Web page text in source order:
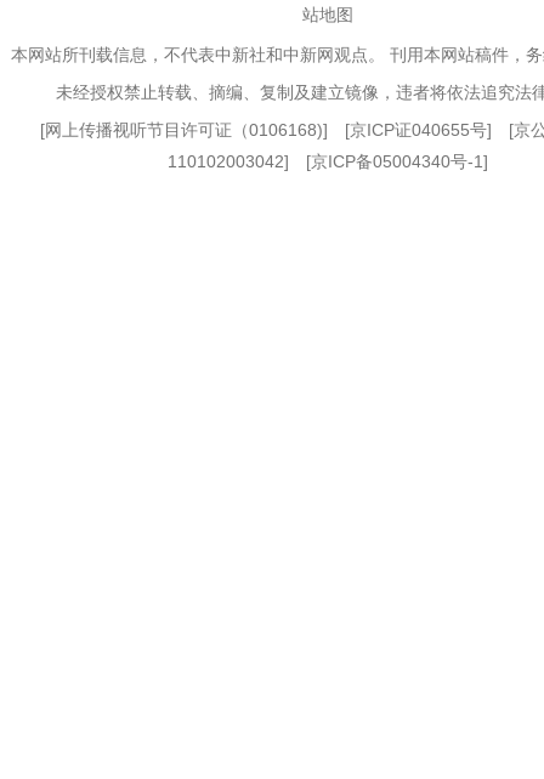
站地图
本网站所刊载信息，不代表中新社和中新网观点。 刊用本网站稿件，
未经授权禁止转载、摘编、复制及建立镜像，违者将依法追究法
[网上传播视听节目许可证（0106168)] [京ICP证040655号] [京
110102003042] [京ICP备05004340号-1]